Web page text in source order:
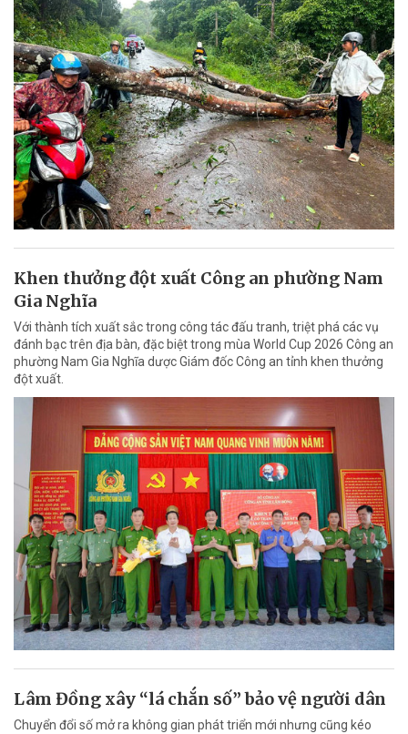
Khen thưởng đột xuất Công an phường Nam
Gia Nghĩa
Với thành tích xuất sắc trong công tác đấu tranh, triệt phá các vụ
đánh bạc trên địa bàn, đặc biệt trong mùa World Cup 2026 Công an
phường Nam Gia Nghĩa dược Giám đốc Công an tỉnh khen thưởng
đột xuất.
Lâm Đồng xây “lá chắn số” bảo vệ người dân
Chuyển đổi số mở ra không gian phát triển mới nhưng cũng kéo